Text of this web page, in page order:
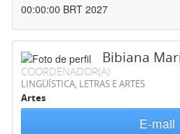
00:00:00 BRT 2027
Bibiana
COORDENADOR(A)
LINGÜÍSTICA, LETRAS E ARTES
Artes
E-mail